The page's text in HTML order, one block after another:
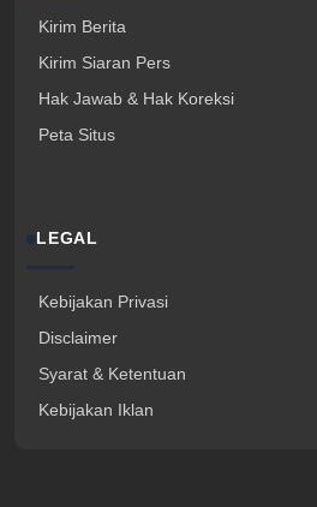
Kirim Berita
Kirim Siaran Pers
Hak Jawab & Hak Koreksi
Peta Situs
LEGAL
Kebijakan Privasi
Disclaimer
Syarat & Ketentuan
Kebijakan Iklan